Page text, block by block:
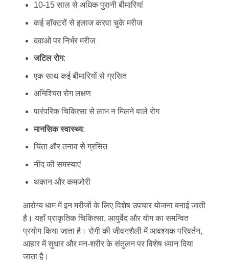
10-15 साल से अधिक पुरानी बीमारियां
कई डॉक्टरों से इलाज करवा चुके मरीज
दवाओं पर निर्भर मरीज
जटिल रोग:
एक साथ कई बीमारियों से ग्रसित
अनिश्चित रोग लक्षण
पारंपरिक चिकित्सा से लाभ न मिलने वाले रोग
मानसिक स्वास्थ्य:
चिंता और तनाव से ग्रसित
नींद की समस्याएं
थकान और कमजोरी
आरोग्य धाम में इन मरीजों के लिए विशेष उपचार योजना बनाई जाती
है। यहाँ प्राकृतिक चिकित्सा, आयुर्वेद और योग का समन्वित
प्रयोग किया जाता है। रोगी की जीवनशैली में आवश्यक परिवर्तन,
आहार में सुधार और मन-शरीर के संतुलन पर विशेष ध्यान दिया
जाता है।